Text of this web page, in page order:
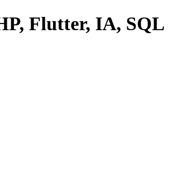
Flutter, IA, SQL